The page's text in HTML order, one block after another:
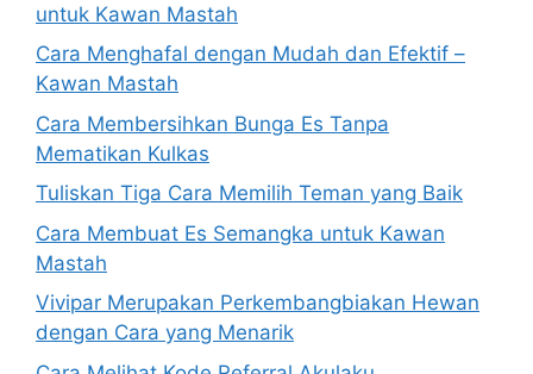
untuk Kawan Mastah
Cara Menghafal dengan Mudah dan Efektif –
Kawan Mastah
Cara Membersihkan Bunga Es Tanpa
Mematikan Kulkas
Tuliskan Tiga Cara Memilih Teman yang Baik
Cara Membuat Es Semangka untuk Kawan
Mastah
Vivipar Merupakan Perkembangbiakan Hewan
dengan Cara yang Menarik